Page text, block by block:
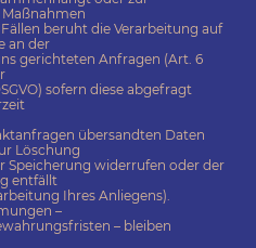
beruht die Verarbeitung auf
an der
gerichteten Anfragen (Art. 6
sofern diese abgefragt
übersandten Daten
Löschung
Speicherung widerrufen oder der
entfällt
Ihres Anliegens).
–
– bleiben